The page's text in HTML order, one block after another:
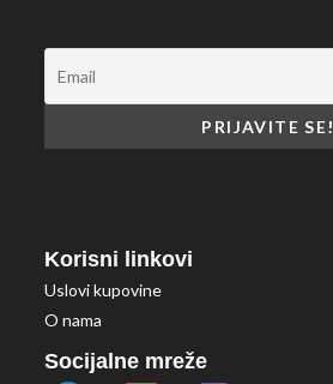
Korisni linkovi
Uslovi kupovine
O nama
Socijalne mreže